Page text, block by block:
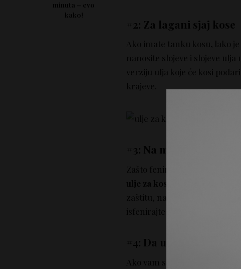
minuta – evo
kako!
#2: Za lagani sjaj kose
Ako imate tanku kosu, lako
nanosite slojeve i slojeve
verziju ulja koje će kosi
krajeve.
#3: Na mokroj kosi
Zašto feniranje kod kuće
ulje za kosu
u ovu
zaštitu, nanesite malo ulja,
isfenirajte okruglom četkom,
#4: Da umirite
Ako vam se kosa naduva